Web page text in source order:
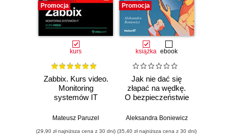
Promocja
kurs
Zabbix. Kurs video.
Monitoring
systemów IT
Mateusz Paruzel
(29,90 zł najniższa cena z 30 dni)
Promocja
książka ebook
Jak nie dać się
złapać na wędkę.
O bezpieczeństwie
mobilnych
Aleksandra Boniewicz
(35,40 zł najniższa cena z 30 dni)